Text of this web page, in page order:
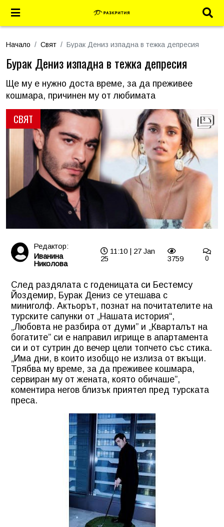
Начало Свят Бурак Дениз изпадна в тежка депресия
СВЯТ
Бурак Дениз изпадна в тежка депресия
Ще му е нужно доста време, за да преживее
кошмара, причинен му от любимата
Редактор:
Иванина
Николова
11:10 | 27 Jan
25
3759 0
След раздялата с годеницата си Бестемсу
Йоздемир, Бурак Дениз се утешава с
миниголф. Актьорът, познат на почитателите на
турските сапунки от „Нашата история“,
„Любовта не разбира от думи” и „Кварталът на
богатите” си е направил игрище в апартамента
си и от сутрин до вечер цели топчето със стика.
„Има дни, в които изобщо не излиза от вкъщи.
Трябва му време, за да преживее кошмара,
сервиран му от жената, която обичаше”,
коментира негов близък приятел пред турската
преса.